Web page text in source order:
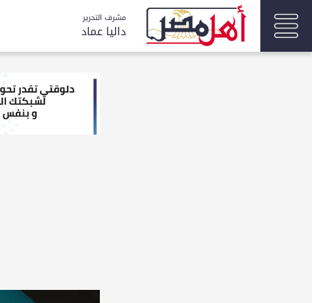
مشرف التحرير
داليا عماد